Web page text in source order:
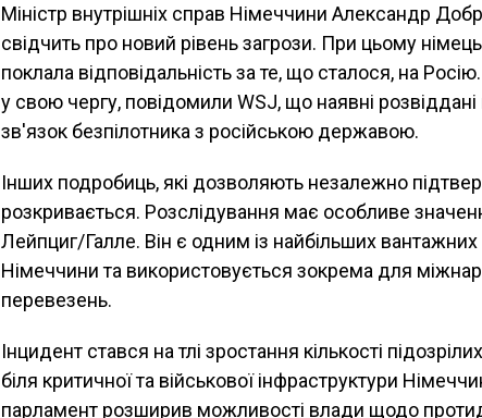
Міністр внутрішніх справ Німеччини Александр
свідчить про новий рівень загрози. При цьому
поклала відповідальність за те, що сталося, на
у свою чергу, повідомили WSJ, що наявні
зв'язок безпілотника з російською державою.
Інших подробиць, які дозволяють незалежно
розкривається. Розслідування має особливе
Лейпциг/Галле. Він є одним із найбільших вантажних
Німеччини та використовується зокрема для
перевезень.
Інцидент стався на тлі зростання кількості
біля критичної та військової інфраструктури
парламент розширив можливості влади щодо